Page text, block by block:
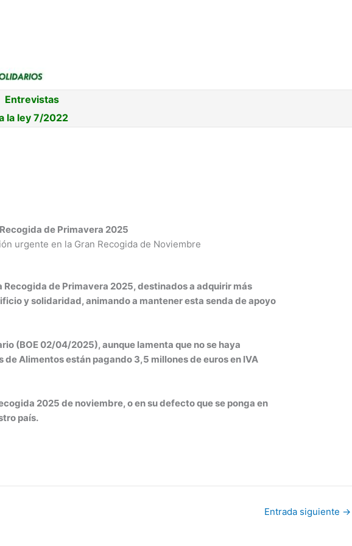
Entrevistas
la ley 7/2022
de Primavera 2025
urgente en la Gran Recogida de Noviembre
Recogida de Primavera 2025, destinados a adquirir más
y solidaridad, animando a mantener esta senda de apoyo
(BOE 02/04/2025), aunque lamenta que no se haya
Alimentos están pagando 3,5 millones de euros en IVA
2025 de noviembre, o en su defecto que se ponga en
país.
Entrada siguiente →